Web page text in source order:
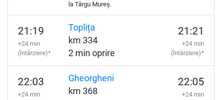
la Târgu Mureș.
21:19
+24 min
(întârziere)*
Toplița
km 334
2 min oprire
21:21
+24 min
(întârziere)*
22:03
+24 min
Gheorgheni
km 368
22:05
+24 min